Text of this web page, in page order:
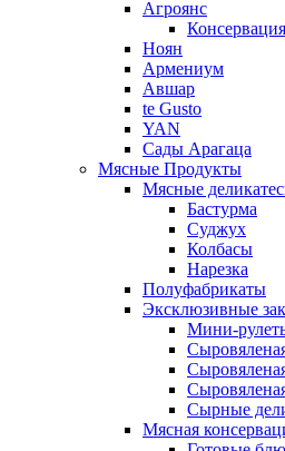
Агроянс
Ноян
Армениум
Авшар
te Gusto
YAN
Сады Арагаца
Мясные Продукты
Мясные
Бастурма
Суджух
Колбасы
Нарезка
Полуфабрикаты
Эксклюзивные
Мини-
Сырные
Мясная